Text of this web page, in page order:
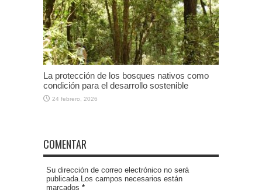
La protección de los bosques nativos como
condición para el desarrollo sostenible
24 febrero, 2026
COMENTAR
Su dirección de correo electrónico no será
publicada.Los campos necesarios están
marcados *